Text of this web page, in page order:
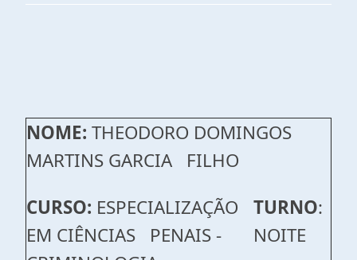
NOME: THEODORO DOMINGOS
MARTINS GARCIA FILHO
CURSO: ESPECIALIZAÇÃO
EM CIÊNCIAS PENAIS -
TURNO:
NOITE